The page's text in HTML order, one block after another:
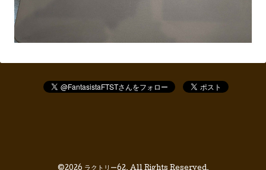
©2026 ラクトリー62. All Rights Reserved.